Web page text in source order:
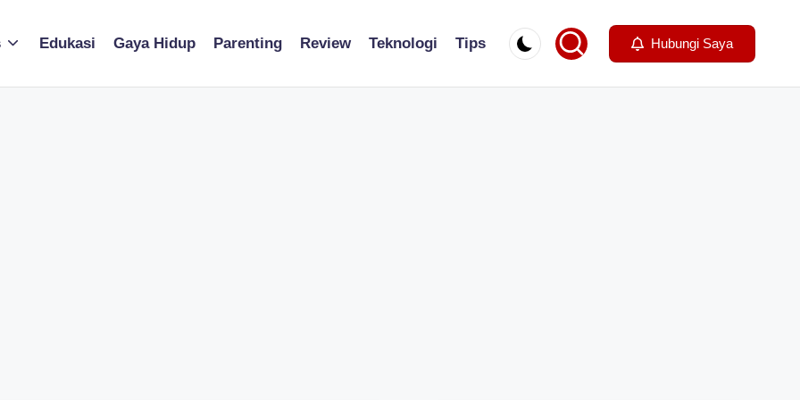
Edukasi Gaya Hidup Parenting Review Teknologi Tips Hubungi Saya